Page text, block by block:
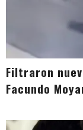
Filtraron
Facundo